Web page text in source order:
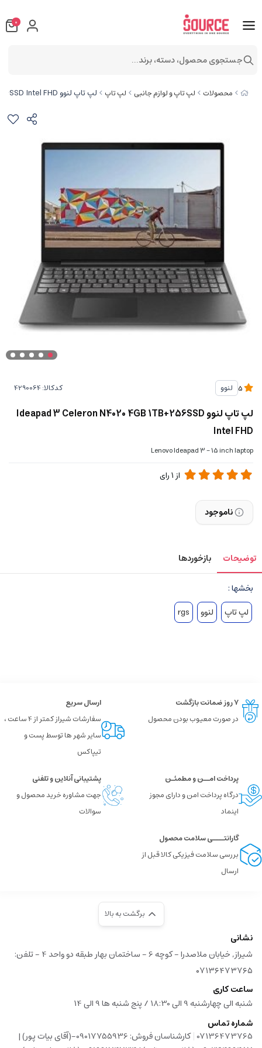
محصولات لپ تاپ و لوازم جانبی لپ تاپ لپ تاپ لنوو Ideapad 3 Celeron N4020 4GB 1TB+256SSD Intel FHD
لنوو کدکالا:
لپ تاپ لنوو Ideapad 3 Celeron N4020 4GB 1TB+256SSD
Intel FHD
Lenovo Ideapad 3 - 15 inch laptop
از 1رای
ناموجود
توضیحات بازخوردها
بخشها :
لپ تاپ
لنوو rgs
۷ روز ضمانت بازگشت
در صورت معیوب بودن محصول
ارسال سریع
سفارشات شیراز کمتر از 4 ساعت ،
سایر شهر ها توسط پست و
تیپاکس
پرداخت امــن و مطمئـن
درگاه پرداخت امن و دارای مجوز
اینماد
پشتیبانی آنلاین و تلفنی
جهت مشاوره خرید محصول و
سوالات
گارانتــــی سلامت محصول
بررسی سلامت فیزیکی کالا قبل از
ارسال
برگشت به بالا
نشانی
شیراز, خیابان ملاصدرا - کوچه 6 - ساختمان بهار طبقه دو واحد 4 - تلفن:
۰۷۱۳۶۴۷۳۷۶۵
ساعت کاری
شنبه الی چهارشنبه 9 الی 18:30 / پنج شنبه ها 9 الی 14
شماره تماس
07136473765
|
کارشناسان فروش: 09017755936-(آقای بیات پور) |
0
جستجوی محصول، دسته، برند...